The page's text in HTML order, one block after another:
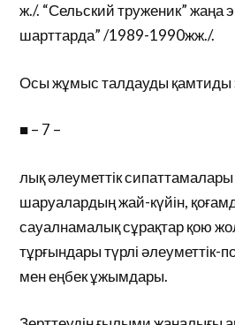
ж./. “Сельский труженик” жаңа
шарттарда” /1989-1990жж./.
Осы жұмыс талдауды қамтиды
■ – 7 –
лық әлеуметтік
шаруалардың жай-күйін,
сауалнамалық сұрақтар қою
тұрғындары түрлі әлеуметтік-
мен еңбек ұжымдары.